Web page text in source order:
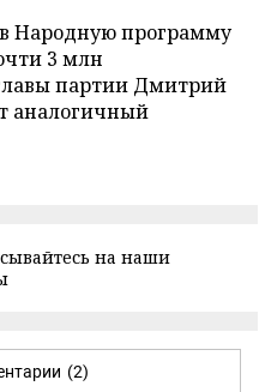
в Народную программу
3 млн
партии Дмитрий
аналогичный
на наши
(2)